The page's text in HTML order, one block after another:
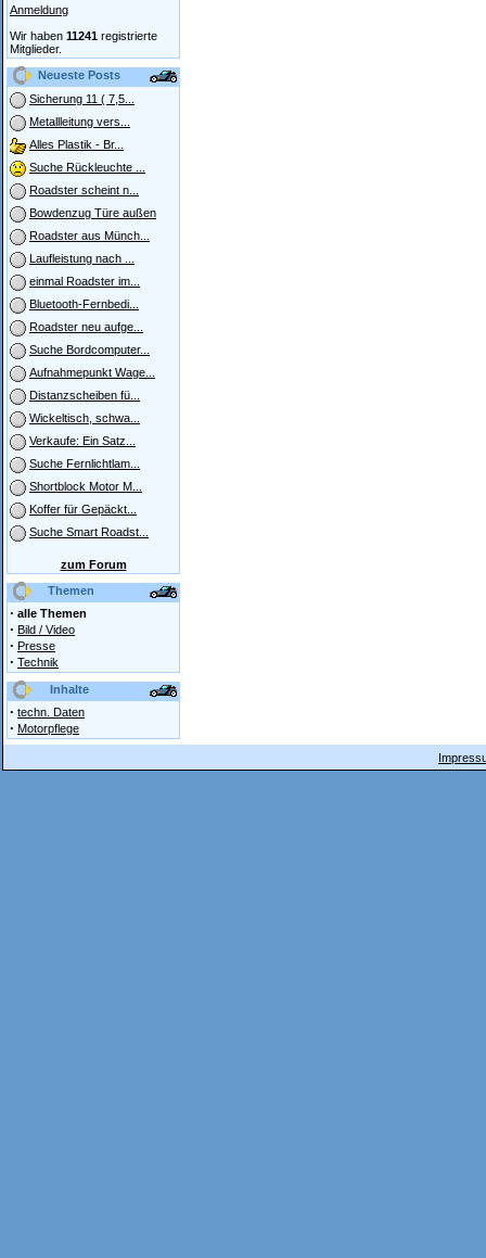
Anmeldung
Wir haben 11241 registrierte
Mitglieder.
Neueste Posts
Sicherung 11 ( 7,5...
Metallleitung vers...
Alles Plastik - Br...
Suche Rückleuchte ...
Roadster scheint n...
Bowdenzug Türe außen
Roadster aus Münch...
Laufleistung nach ...
einmal Roadster im...
Bluetooth-Fernbedi...
Roadster neu aufge...
Suche Bordcomputer...
Aufnahmepunkt Wage...
Distanzscheiben fü...
Wickeltisch, schwa...
Verkaufe: Ein Satz...
Suche Fernlichtlam...
Shortblock Motor M...
Koffer für Gepäckt...
Suche Smart Roadst...
zum Forum
Themen
· alle Themen
· Bild / Video
· Presse
· Technik
Inhalte
· techn. Daten
· Motorpflege